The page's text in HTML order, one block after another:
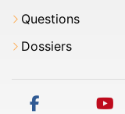
Questions
Dossiers
facebook